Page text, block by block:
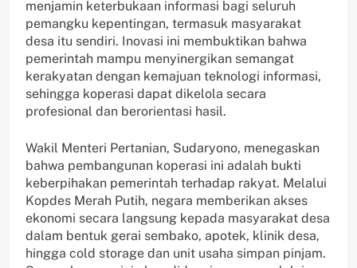
menjamin keterbukaan informasi bagi seluruh
pemangku kepentingan, termasuk masyarakat
desa itu sendiri. Inovasi ini membuktikan bahwa
pemerintah mampu menyinergikan semangat
kerakyatan dengan kemajuan teknologi informasi,
sehingga koperasi dapat dikelola secara
profesional dan berorientasi hasil.
Wakil Menteri Pertanian, Sudaryono, menegaskan
bahwa pembangunan koperasi ini adalah bukti
keberpihakan pemerintah terhadap rakyat. Melalui
Kopdes Merah Putih, negara memberikan akses
ekonomi secara langsung kepada masyarakat desa
dalam bentuk gerai sembako, apotek, klinik desa,
hingga cold storage dan unit usaha simpan pinjam.